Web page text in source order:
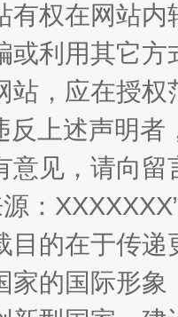
有权在网站
或利用其它
站，应在授
反上述声明
意见，请向
源：
目的在于传
家的国际形